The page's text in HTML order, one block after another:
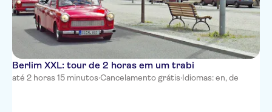
Berlim XXL: tour de 2 horas em um trabi
até 2 horas 15 minutos·Cancelamento grátis·Idiomas: en, de